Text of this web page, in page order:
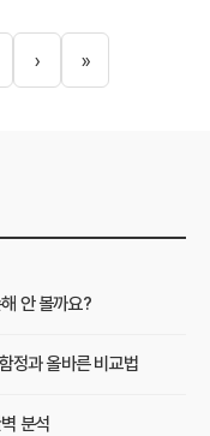
› »
안 볼까요?
정과 올바른 비교법
분석